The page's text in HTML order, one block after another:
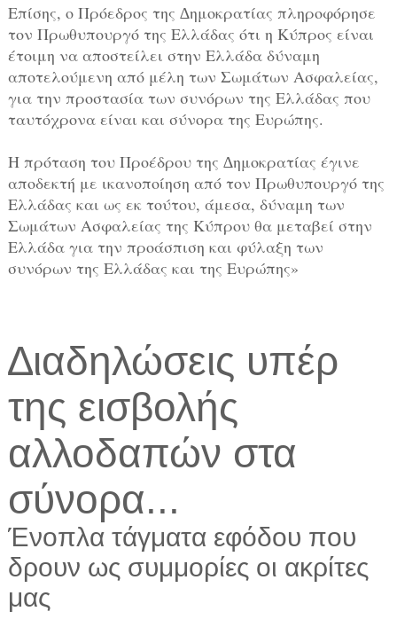
Επίσης, ο Πρόεδρος της ∆ημοκρατίας πληροφόρησε
τον Πρωθυπουργό της Ελλάδας ότι η Κύπρος είναι
έτοιμη να αποστείλει στην Ελλάδα δύναμη
αποτελούμενη από μέλη των Σωμάτων Ασφαλείας,
για την προστασία των συνόρων της Ελλάδας που
ταυτόχρονα είναι και σύνορα της Ευρώπης.
Η πρόταση του Προέδρου της ∆ημοκρατίας έγινε
αποδεκτή με ικανοποίηση από τον Πρωθυπουργό της
Ελλάδας και ως εκ τούτου, άμεσα, δύναμη των
Σωμάτων Ασφαλείας της Κύπρου θα μεταβεί στην
Ελλάδα για την προάσπιση και φύλαξη των
συνόρων της Ελλάδας και της Ευρώπης»
∆ιαδηλώσεις υπέρ
της εισβολής
αλλοδαπών στα
σύνορα...
Ένοπλα τάγματα εφόδου που
δρουν ως συμμορίες οι ακρίτες
μας